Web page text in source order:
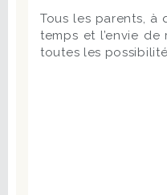
Tous les parents, à
temps et l’envie
toutes les